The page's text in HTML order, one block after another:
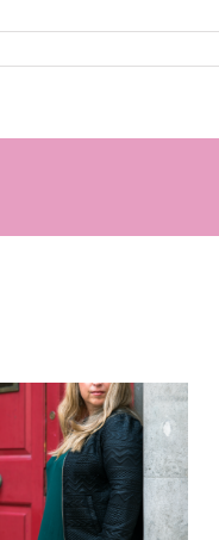
שהתארכה?
איך לנהל
פגישות שלא